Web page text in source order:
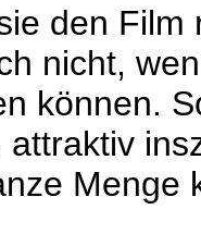
den
nicht,
können.
Menge